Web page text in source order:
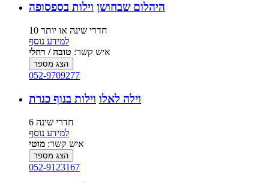
היהלום שבחושן וילות בספסופה
10 חדרי שינה או יותר
למידע נוסף
איש קשר: טובה / רחלי
הצג מספר
052-9709277
וילה לאלו וילות בנוף כנרת
6 חדרי שינה
למידע נוסף
איש קשר: מוטי
הצג מספר
052-9123167